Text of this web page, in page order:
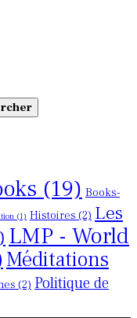
(19) Books-
(1) Histoires (2) Les
LMP - World
Méditations
(2) Politique de